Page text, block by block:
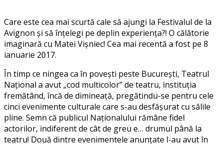
Care este cea mai scurtă cale să ajungi la Festivalul de la
Avignon și să înțelegi pe deplin experiența?! O călătorie
imaginară cu Matei Vișniec! Cea mai recentă a fost pe 8
ianuarie 2017.
În timp ce ningea ca în povești peste București, Teatrul
Național a avut „cod multicolor” de teatru, instituția
fremătând, încă de dimineață, pregătindu-se pentru cele
cinci evenimente culturale care s-au desfășurat cu sălile
pline. Semn că publicul Naționalului rămâne fidel
actorilor, indiferent de cât de greu e… drumul până la
teatru! Două dintre evenimentele anunțate l-au avut în